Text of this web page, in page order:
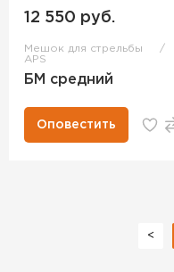
12 550 руб.
Мешок для стрельбы
APS
БМ средний
Оповестить
<